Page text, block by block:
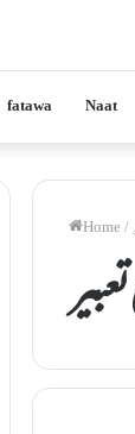
fatawa Naat
Home/